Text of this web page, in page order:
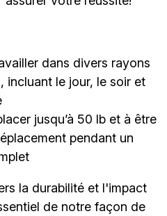
dans divers rayons
incluant le jour, le soir et
jusqu’à 50 lb et à être
pendant un
la durabilité et l'impact
de notre façon de